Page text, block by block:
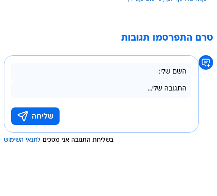
טרם התפרסמו תגובות
בשליחת התגובה אני מסכים לתנאי השימוש